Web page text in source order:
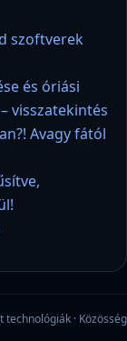
szoftverek
és óriási
visszatekintés
Avagy fától
technológiák · Közösség